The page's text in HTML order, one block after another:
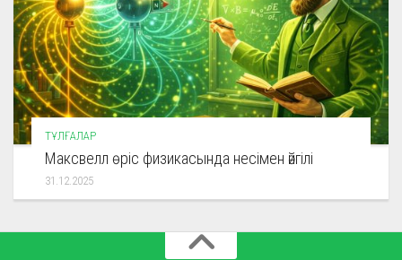
ТҰЛҒАЛАР
Максвелл өріс физикасында несімен әйгілі
31.12.2025